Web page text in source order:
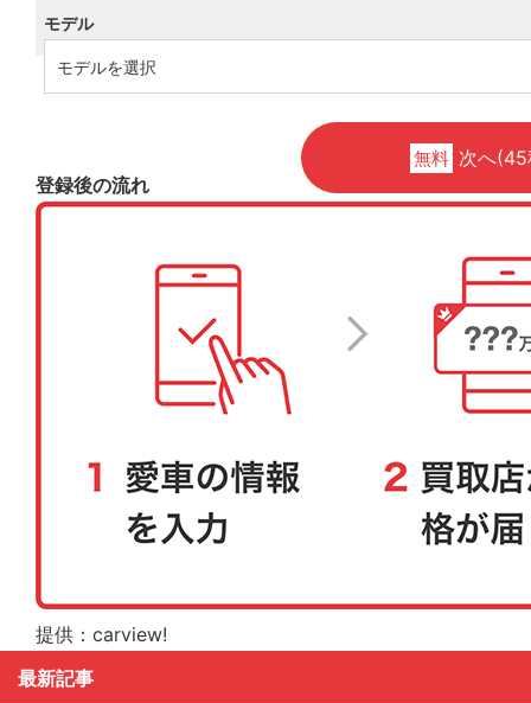
モデル
無料 次へ
登録後の流れ
提供：carview!
最新記事